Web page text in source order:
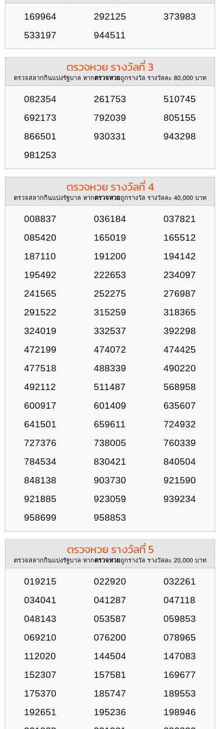
169964 292125
373983
533197
944511
ตรวจหวย รางวัลที่ 3
ตรวจสลากกินแบ่งรัฐบาล หากตรวจหวยถูกรางวัล รางวัลละ 80,000 บาท
082354 261753
510745
692173
792039
805155
866501
930331
943298
981253
ตรวจหวย รางวัลที่ 4
ตรวจสลากกินแบ่งรัฐบาล หากตรวจหวยถูกรางวัล รางวัลละ 40,000 บาท
008837 036184
037821
085420
165019
165512
187110
191200
194142
195492
222653
234097
241565
252275
276987
291522
315259
318365
324019
332537
392298
472199
474072
474425
477518
488339
490220
492112
511487
568958
600917
601409
635607
641501
659611
724932
727376
738005
760339
784534
830421
840504
848138
903730
921590
921885
923059
939234
958699
958853
ตรวจหวย รางวัลที่ 5
ตรวจสลากกินแบ่งรัฐบาล หากตรวจหวยถูกรางวัล รางวัลละ 20,000 บาท
019215 022920
032261
034041
041287
047118
048143
053587
059853
069210
076200
078965
112020
144504
147083
152307
157581
169677
175370
185747
189553
192651
195236
198946